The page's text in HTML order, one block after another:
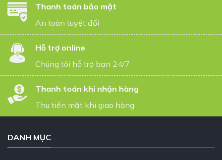
Thanh toán bảo mật
An toàn tuyệt đối
Hỗ trợ online
Chúng tôi hỗ trợ bạn 24/7
Thanh toán khi nhận hàng
Thu tiền mặt khi giao hàng
DANH MỤC